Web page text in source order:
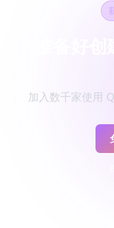
加入数千家使用